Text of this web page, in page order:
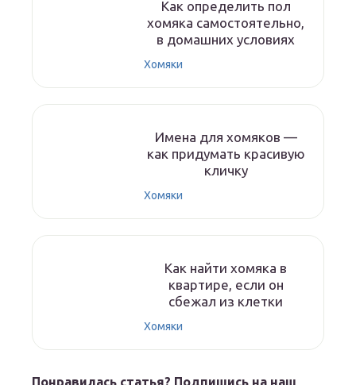
Как определить пол
хомяка самостоятельно,
в домашних условиях
Хомяки
Имена для хомяков —
как придумать красивую
кличку
Хомяки
Как найти хомяка в
квартире, если он
сбежал из клетки
Хомяки
Понравилась статья? Подпишись на наш